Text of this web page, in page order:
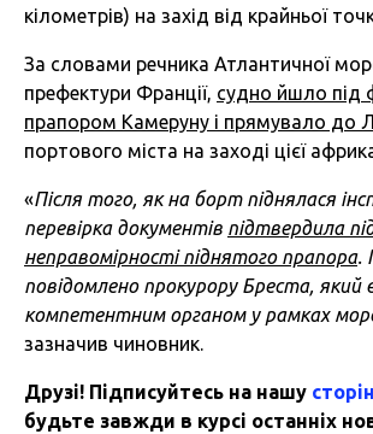
кілометрів) на захід від крайньої
За словами речника Атлантичної
префектури Франції, судно йшло під
прапором Камеруну і прямувало до
портового міста на заході цієї
«Після того, як на борт піднялася
перевірка документів підтвердила
неправомірності піднятого прапора.
повідомлено прокурору Бреста, який
компетентним органом у рамках
зазначив чиновник.
Друзі! Підписуйтесь на нашу
будьте завжди в курсі останніх